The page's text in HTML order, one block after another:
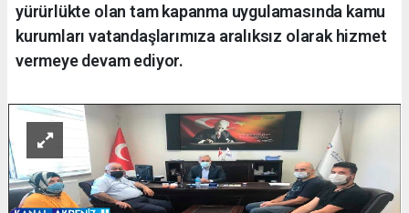
yürürlükte olan tam kapanma uygulamasında kamu
kurumları vatandaşlarımıza aralıksız olarak hizmet
vermeye devam ediyor.